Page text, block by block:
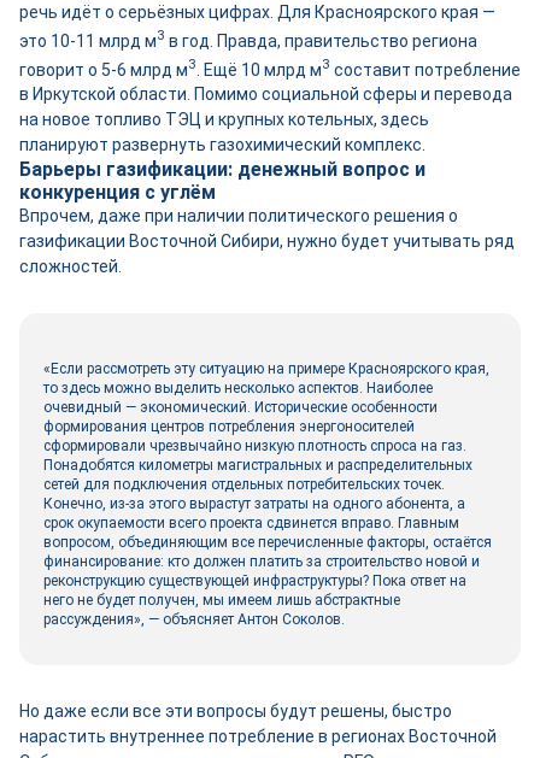
речь идёт о серьёзных цифрах. Для Красноярского края —
это 10-11 млрд м3 в год. Правда, правительство региона
говорит о 5-6 млрд м3 . Ещё 10 млрд м3 составит потребление
в Иркутской области. Помимо социальной сферы и перевода
на новое топливо ТЭЦ и крупных котельных, здесь
планируют развернуть газохимический комплекс.
Барьеры газификации: денежный вопрос и
конкуренция с углём
Впрочем, даже при наличии политического решения о
газификации Восточной Сибири, нужно будет учитывать ряд
сложностей.
«Если рассмотреть эту ситуацию на примере Красноярского края,
то здесь можно выделить несколько аспектов. Наиболее
очевидный — экономический. Исторические особенности
формирования центров потребления энергоносителей
сформировали чрезвычайно низкую плотность спроса на газ.
Понадобятся километры магистральных и распределительных
сетей для подключения отдельных потребительских точек.
Конечно, из-за этого вырастут затраты на одного абонента, а
срок окупаемости всего проекта сдвинется вправо. Главным
вопросом, объединяющим все перечисленные факторы, остаётся
финансирование: кто должен платить за строительство новой и
реконструкцию существующей инфраструктуры? Пока ответ на
него не будет получен, мы имеем лишь абстрактные
рассуждения», — объясняет Антон Соколов.
Но даже если все эти вопросы будут решены, быстро
нарастить внутреннее потребление в регионах Восточной